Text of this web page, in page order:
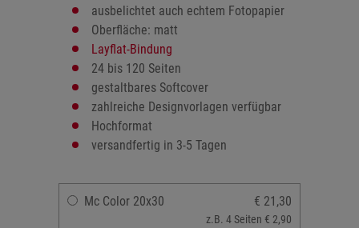
ausbelichtet auch echtem Fotopapier
Oberfläche: matt
Layflat-Bindung
24 bis 120 Seiten
gestaltbares Softcover
zahlreiche Designvorlagen verfügbar
Hochformat
versandfertig in 3-5 Tagen
Mc Color 20x30 € 21,30
z.B. 4 Seiten € 2,90